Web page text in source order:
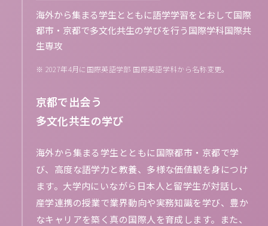
海外から集まる学生とともに語学学習をとおして国際
都市・京都で多文化共生の学びを行う国際学科国際共
生専攻
※ 2027年4月に国際英語学部 国際英語学科から名称変更。
京都で出会う
多文化共生の学び
海外から集まる学生とともに国際都市・京都で学
び、高度な語学力と教養、多様な価値観を身につけ
ます。大学内にいながら日本人と留学生が対話し、
産学連携の授業で業界動向や実務知識を学び、豊か
なキャリアを築く真の国際人を育成します。また、